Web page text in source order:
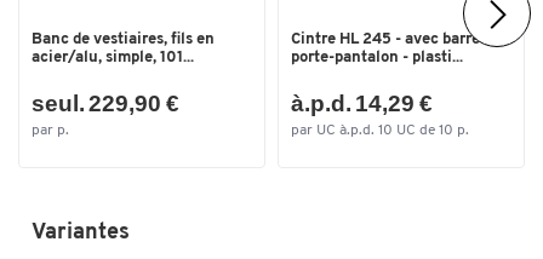
Banc de vestiaires, fils en
acier/alu, simple, 101...
seul. 229,90 €
par p.
Cintre HL 245 - avec barre
porte-pantalon - plasti...
à.p.d. 14,29 €
par UC à.p.d. 10 UC de 10 p.
Variantes